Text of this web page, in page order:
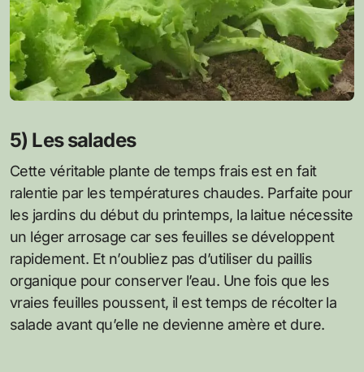
5) Les salades
Cette véritable plante de temps frais est en fait
ralentie par les températures chaudes. Parfaite pour
les jardins du début du printemps, la laitue nécessite
un léger arrosage car ses feuilles se développent
rapidement. Et n’oubliez pas d’utiliser du paillis
organique pour conserver l’eau. Une fois que les
vraies feuilles poussent, il est temps de récolter la
salade avant qu’elle ne devienne amère et dure.